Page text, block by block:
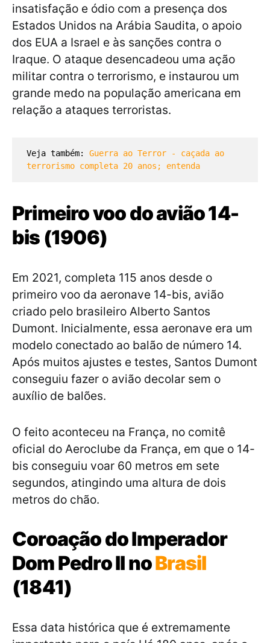
insatisfação e ódio com a presença dos
Estados Unidos na Arábia Saudita, o apoio
dos EUA a Israel e às sanções contra o
Iraque. O ataque desencadeou uma ação
militar contra o terrorismo, e instaurou um
grande medo na população americana em
relação a ataques terroristas.
Veja também: Guerra ao Terror - caçada ao
terrorismo completa 20 anos; entenda
Primeiro voo do avião 14-
bis (1906)
Em 2021, completa 115 anos desde o
primeiro voo da aeronave 14-bis, avião
criado pelo brasileiro Alberto Santos
Dumont. Inicialmente, essa aeronave era um
modelo conectado ao balão de número 14.
Após muitos ajustes e testes, Santos Dumont
conseguiu fazer o avião decolar sem o
auxílio de balões.
O feito aconteceu na França, no comitê
oficial do Aeroclube da França, em que o 14-
bis conseguiu voar 60 metros em sete
segundos, atingindo uma altura de dois
metros do chão.
Coroação do Imperador
Dom Pedro II noBrasil
(1841)
Essa data histórica que é extremamente